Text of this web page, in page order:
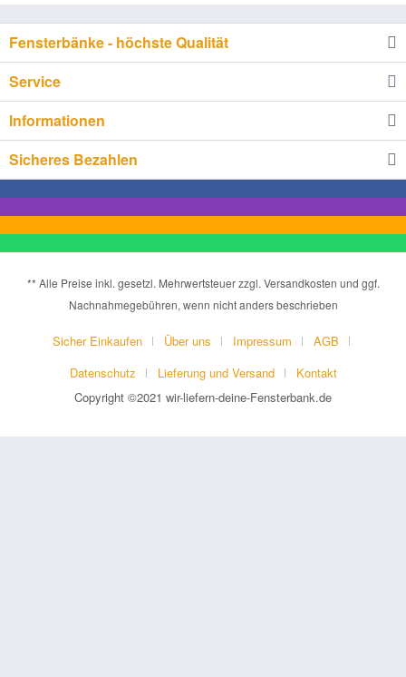
Fensterbänke - höchste Qualität
Service
Informationen
Sicheres Bezahlen
** Alle Preise inkl. gesetzl. Mehrwertsteuer zzgl. Versandkosten und ggf.
Nachnahmegebühren, wenn nicht anders beschrieben
Sicher Einkaufen Über uns Impressum
AGB
Datenschutz
Lieferung und Versand
Kontakt
Copyright ©2021 wir-liefern-deine-Fensterbank.de